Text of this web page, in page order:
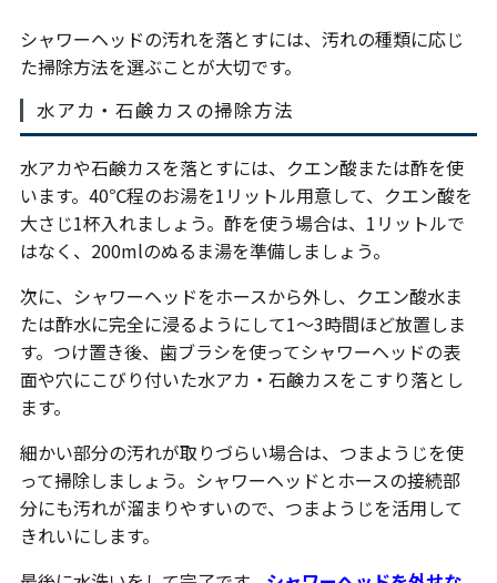
シャワーヘッドの汚れを落とすには、汚れの種類に応じ
た掃除方法を選ぶことが大切です。
水アカ・石鹸カスの掃除方法
水アカや石鹸カスを落とすには、クエン酸または酢を使
います。40℃程のお湯を1リットル用意して、クエン酸を
大さじ1杯入れましょう。酢を使う場合は、1リットルで
はなく、200mlのぬるま湯を準備しましょう。
次に、シャワーヘッドをホースから外し、クエン酸水ま
たは酢水に完全に浸るようにして1〜3時間ほど放置しま
す。つけ置き後、歯ブラシを使ってシャワーヘッドの表
面や穴にこびり付いた水アカ・石鹸カスをこすり落とし
ます。
細かい部分の汚れが取りづらい場合は、つまようじを使
って掃除しましょう。シャワーヘッドとホースの接続部
分にも汚れが溜まりやすいので、つまようじを活用して
きれいにします。